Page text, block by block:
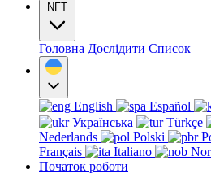
NFT
Головна Дослідити Список
English Español
Українська
Türkçe
Nederlands
Polski
Français
Italiano
Початок роботи